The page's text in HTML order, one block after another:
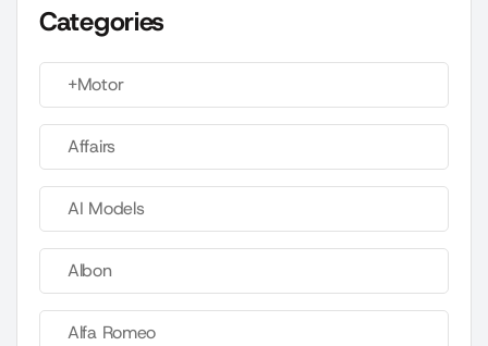
Categories
+Motor
Affairs
AI Models
Albon
Alfa Romeo